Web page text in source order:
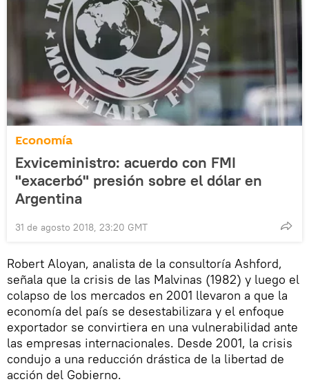
Economía
Exviceministro: acuerdo con FMI
"exacerbó" presión sobre el dólar en
Argentina
31 de agosto 2018, 23:20 GMT
Robert Aloyan, analista de la consultoría Ashford,
señala que la crisis de las Malvinas (1982) y luego el
colapso de los mercados en 2001 llevaron a que la
economía del país se desestabilizara y el enfoque
exportador se convirtiera en una vulnerabilidad ante
las empresas internacionales. Desde 2001, la crisis
condujo a una reducción drástica de la libertad de
acción del Gobierno.